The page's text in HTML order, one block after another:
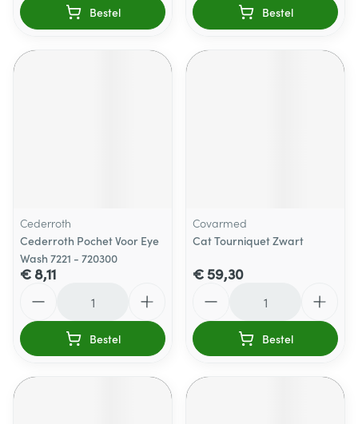
Bestel Bestel
Cederroth
Cederroth Pochet Voor Eye
Wash 7221 - 720300
€ 8,11
Bestel
Covarmed
Cat Tourniquet Zwart
€ 59,30
Bestel